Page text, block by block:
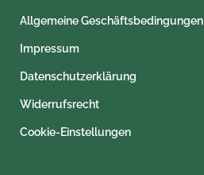
Allgemeine Geschäftsbedingungen
Impressum
Datenschutzerklärung
Widerrufsrecht
Cookie-Einstellungen